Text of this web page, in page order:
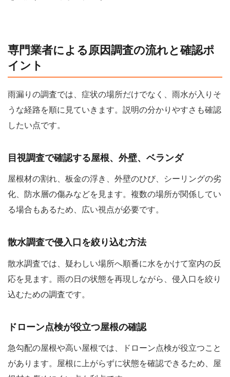
専門業者による原因調査の流れと確認ポ
イント
雨漏りの調査では、症状の場所だけでなく、雨水が入りそ
うな経路を順に見ていきます。説明の分かりやすさも確認
したい点です。
目視調査で確認する屋根、外壁、ベランダ
屋根材の割れ、板金の浮き、外壁のひび、シーリングの劣
化、防水層の傷みなどを見ます。複数の場所が関係してい
る場合もあるため、広い視点が必要です。
散水調査で侵入口を絞り込む方法
散水調査では、疑わしい場所へ順番に水をかけて室内の反
応を見ます。雨の日の状態を再現しながら、侵入口を絞り
込むための調査です。
ドローン点検が役立つ屋根の確認
急勾配の屋根や高い屋根では、ドローン点検が役立つこと
があります。屋根に上がらずに状態を確認できるため、屋